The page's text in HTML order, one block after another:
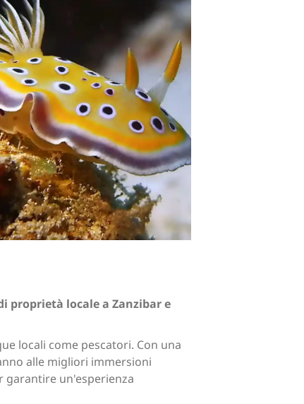
proprietà locale a Zanzibar e
locali come pescatori. Con una
alle migliori immersioni
garantire un'esperienza